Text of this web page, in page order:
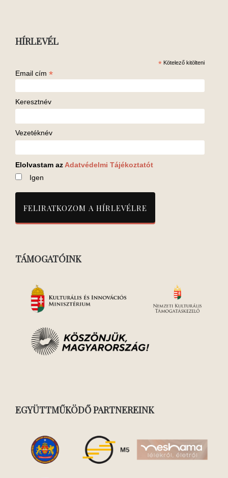
HÍRLEVÉL
* Kötelező kitölteni
Email cím *
Keresztnév
Vezetéknév
Elolvastam az Adatvédelmi Tájékoztatót
Igen
TÁMOGATÓINK
EGYÜTTMŰKÖDŐ PARTNEREINK